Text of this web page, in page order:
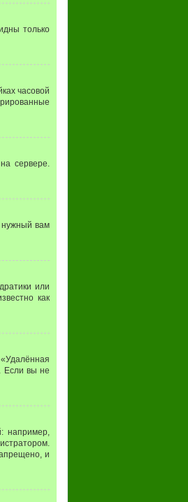
только
часовой
сервере.
нужный вам
или
как
Если вы не
например,
и